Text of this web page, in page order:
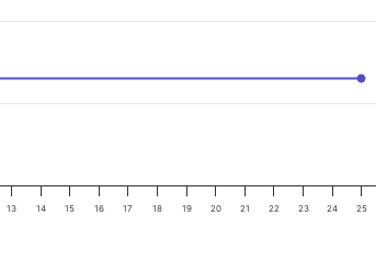
13 14 15 16 17 18 19 20 21 22 23 24 25